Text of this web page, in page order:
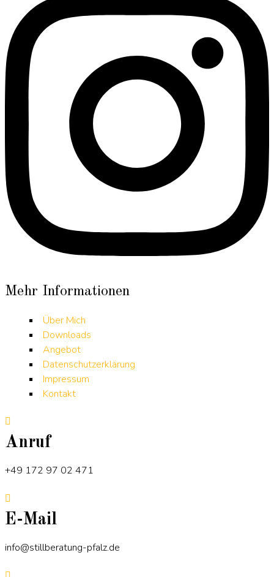
Mehr Informationen
Über Mich
Downloads
Angebot
Datenschutzerklärung
Impressum
Kontakt
Anruf
+49 172 97 02 471
E-Mail
info@stillberatung-pfalz.de